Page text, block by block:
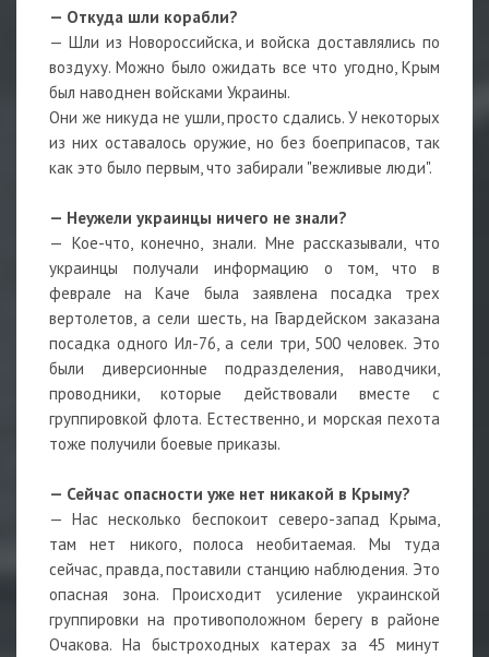
— Откуда шли корабли?
— Шли из Новороссийска, и войска доставлялись по
воздуху. Можно было ожидать все что угодно, Крым
был наводнен войсками Украины.
Они же никуда не ушли, просто сдались. У некоторых
из них оставалось оружие, но без боеприпасов, так
как это было первым, что забирали "вежливые люди".
— Неужели украинцы ничего не знали?
— Кое-что, конечно, знали. Мне рассказывали, что
украинцы получали информацию о том, что в
феврале на Каче была заявлена посадка трех
вертолетов, а сели шесть, на Гвардейском заказана
посадка одного Ил-76, а сели три, 500 человек. Это
были диверсионные подразделения, наводчики,
проводники, которые действовали вместе с
группировкой флота. Естественно, и морская пехота
тоже получили боевые приказы.
— Сейчас опасности уже нет никакой в Крыму?
— Нас несколько беспокоит северо-запад Крыма,
там нет никого, полоса необитаемая. Мы туда
сейчас, правда, поставили станцию наблюдения. Это
опасная зона. Происходит усиление украинской
группировки на противоположном берегу в районе
Очакова. На быстроходных катерах за 45 минут